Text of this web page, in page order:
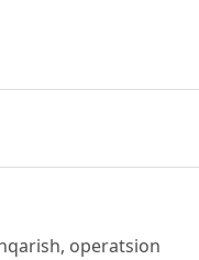
operatsion